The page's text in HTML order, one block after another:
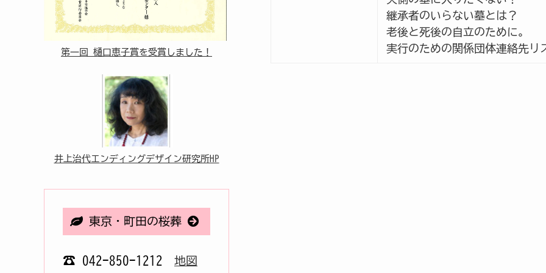
継承者のいらない墓とは？
老後と死後の自立のために｡
実行のための関係団体連絡先リ
第一回 樋口恵子賞を受賞しました！
井上治代エンディングデザイン研究所HP
東京・町田の桜葬
☎ 042-850-1212 地図